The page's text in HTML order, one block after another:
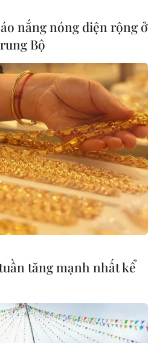
nắng nóng diện rộng ở
Bộ
tăng mạnh nhất kể